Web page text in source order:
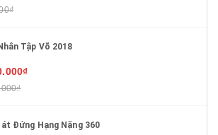
Tập Võ 2018
Đứng Hạng Nặng 360